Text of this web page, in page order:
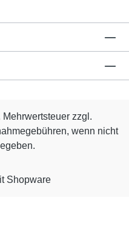
zzgl.
wenn nicht
Shopware